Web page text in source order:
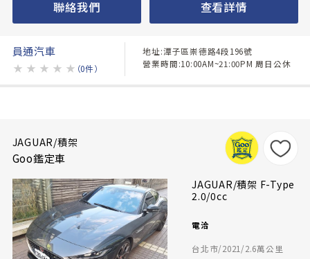
聯絡我們 查看詳情
員通汽車
★ ★ ★ ★ ★ （0件）
地址:潭子區崇德路4段196號
營業時間:10:00AM~21:00PM 周日公休
JAGUAR/積架
Goo鑑定車
JAGUAR/積架 F-Type
2.0/0cc
電洽
台北市/2021/2.6萬公里